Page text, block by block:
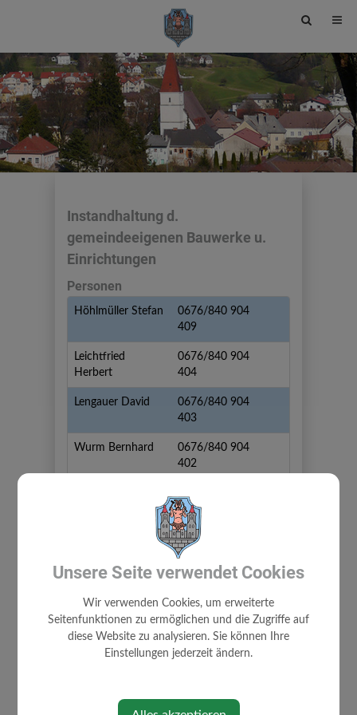
Site
toggle
Instandhaltung d.
gemeindeeigenen Bauwerke u.
Einrichtungen
Personen
Höhlmüller Stefan
0676/840 904
409
Leichtfried
Herbert
0676/840 904
404
Lengauer David
0676/840 904
403
Wurm Bernhard
0676/840 904
402
AMTSSIGNATUR
Unsere Seite verwendet Cookies
Wir verwenden Cookies, um erweiterte
Seitenfunktionen zu ermöglichen und die Zugriffe auf
diese Website zu analysieren. Sie können Ihre
Einstellungen jederzeit ändern.